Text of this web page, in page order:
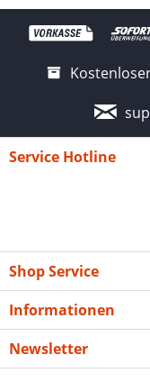
Service Hotline
Shop Service
Informationen
Newsletter